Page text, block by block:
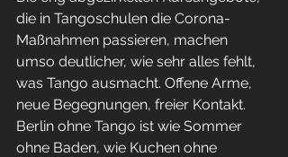
die in Tangoschulen die Corona-
Maßnahmen passieren, machen
umso deutlicher, wie sehr alles fehlt,
was Tango ausmacht. Offene Arme,
neue Begegnungen, freier Kontakt.
Berlin ohne Tango ist wie Sommer
ohne Baden, wie Kuchen ohne